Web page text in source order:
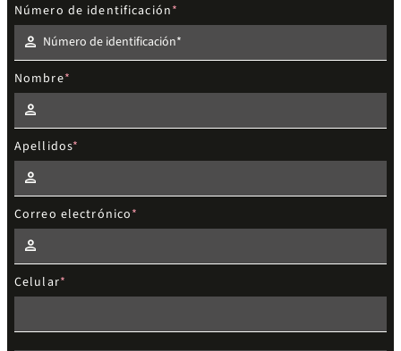
Número de identificación
Nombre
Apellidos
Correo electrónico
Celular